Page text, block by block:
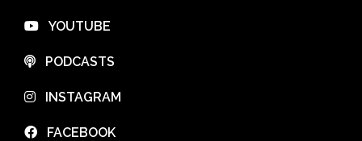
⠀YOUTUBE
⠀PODCASTS
⠀INSTAGRAM
⠀FACEBOOK